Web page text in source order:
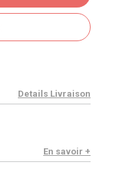
Details Livraison
En savoir +